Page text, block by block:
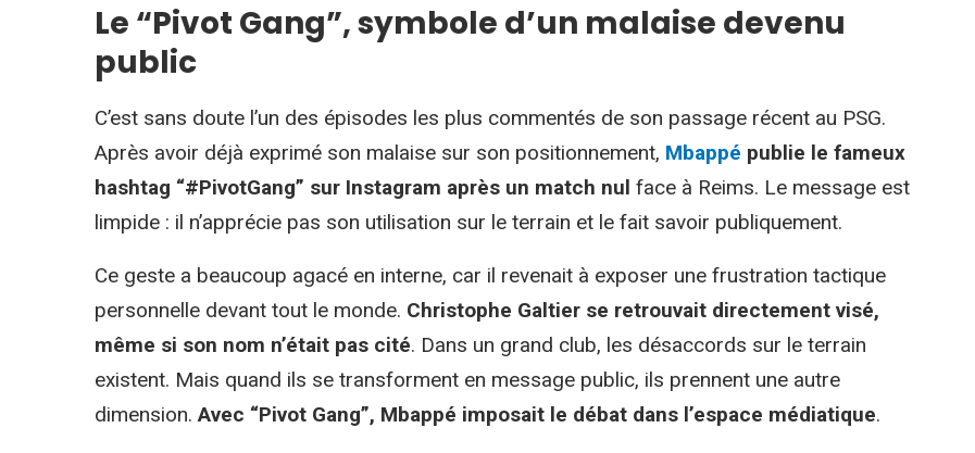
Le “Pivot Gang”, symbole d’un malaise devenu
public
C’est sans doute l’un des épisodes les plus commentés de son passage récent au PSG.
Après avoir déjà exprimé son malaise sur son positionnement, Mbappé publie le fameux
hashtag “#PivotGang” sur Instagram après un match nul face à Reims. Le message est
limpide : il n’apprécie pas son utilisation sur le terrain et le fait savoir publiquement.
Ce geste a beaucoup agacé en interne, car il revenait à exposer une frustration tactique
personnelle devant tout le monde. Christophe Galtier se retrouvait directement visé,
même si son nom n’était pas cité. Dans un grand club, les désaccords sur le terrain
existent. Mais quand ils se transforment en message public, ils prennent une autre
dimension.Avec “Pivot Gang”, Mbappé imposait le débat dans l’espace médiatique.